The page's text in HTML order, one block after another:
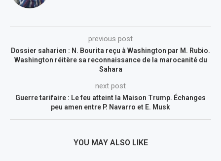
previous post
Dossier saharien : N. Bourita reçu à Washington par M. Rubio.
Washington réitère sa reconnaissance de la marocanité du
Sahara
next post
Guerre tarifaire : Le feu atteint la Maison Trump. Échanges
peu amen entre P. Navarro et E. Musk
YOU MAY ALSO LIKE